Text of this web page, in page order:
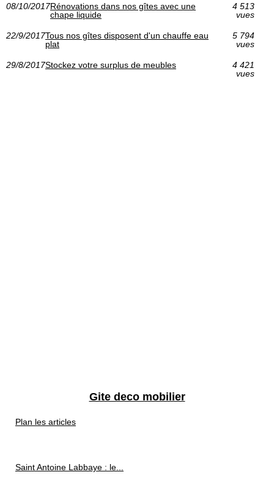
08/10/2017Rénovations dans nos gîtes avec une
chape liquide
4 513
vues
22/9/2017Tous nos gîtes disposent d'un chauffe eau
plat
5 794
vues
29/8/2017Stockez votre surplus de meubles
4 421
vues
Gite deco mobilier
Plan les articles
Saint Antoine Labbaye : le...